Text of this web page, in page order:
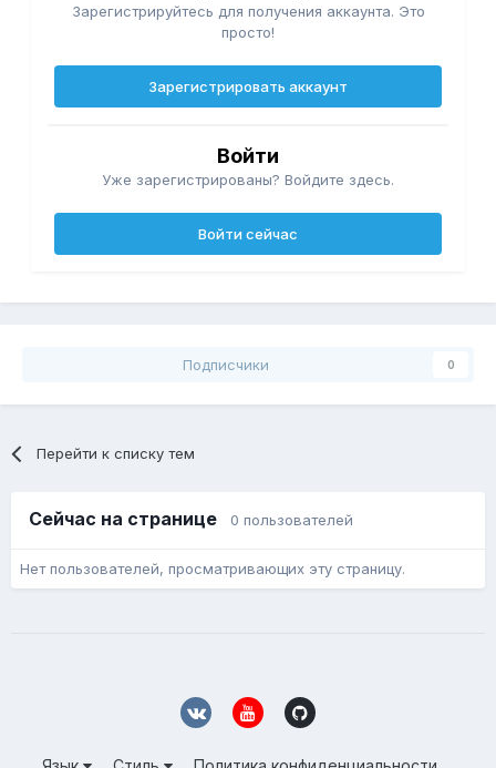
Зарегистрируйтесь для получения аккаунта. Это
просто!
Зарегистрировать аккаунт
Войти
Уже зарегистрированы? Войдите здесь.
Войти сейчас
Подписчики 0
Перейти к списку тем
Сейчас на странице 0 пользователей
Нет пользователей, просматривающих эту страницу.